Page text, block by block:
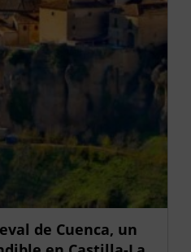
de Cuenca, un